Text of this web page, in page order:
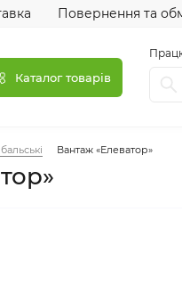
Повернення та
Каталог товарів
Вантаж «Елеватор»